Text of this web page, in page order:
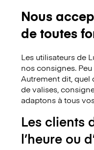
Nous
de toutes
Les utilisateurs de
nos consignes.
Autrement dit, quel
de valises,
adaptons à tous
Les clients
l’heure ou